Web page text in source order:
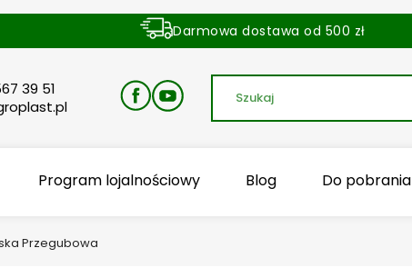
Darmowa dostawa od 500 zł
39 51
Program lojalnościowy Blog Do pobrania
Przegubowa